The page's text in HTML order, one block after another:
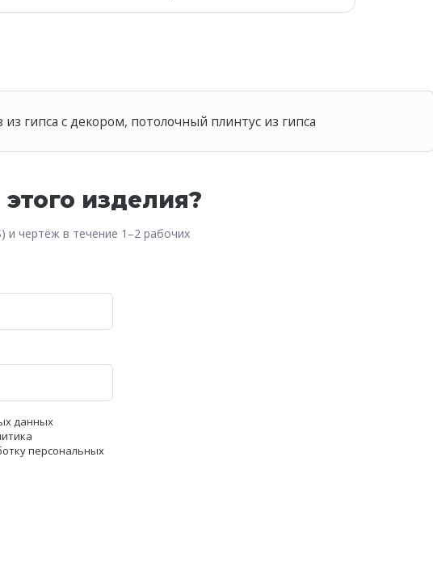
гипса с декором, потолочный плинтус из гипса
изделия?
и чертёж в течение 1–2 рабочих
данных
персональных